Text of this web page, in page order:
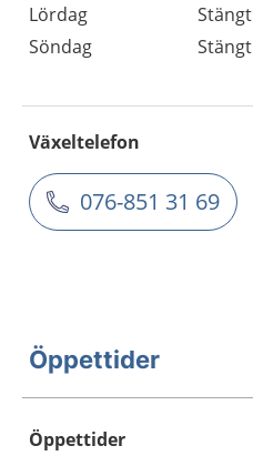
Lördag
Stängt
Söndag
Stängt
Växeltelefon
076-851 31 69
Öppettider
Öppettider